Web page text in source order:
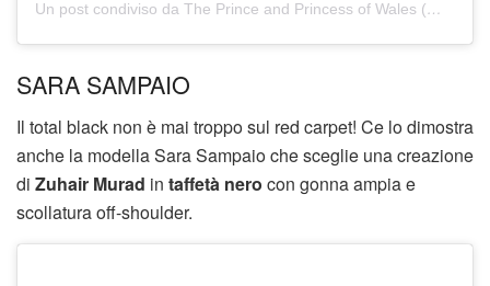
Un post condiviso da The Prince and Princess of Wales (@princeandprincessofwales)
SARA SAMPAIO
Il total black non è mai troppo sul red carpet! Ce lo dimostra
anche la modella Sara Sampaio che sceglie una creazione
di Zuhair Murad in taffetà nero con gonna ampia e
scollatura off-shoulder.